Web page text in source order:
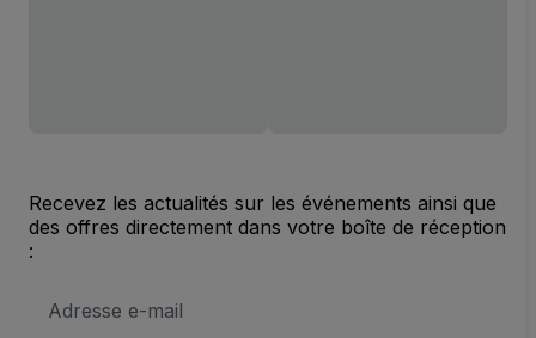
Recevez les actualités sur les événements ainsi que
des offres directement dans votre boîte de réception
:
e-